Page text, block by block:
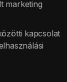
marketing
kapcsolat